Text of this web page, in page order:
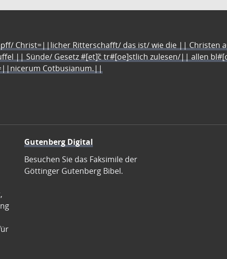
Christ=||licher Ritterschafft/ das ist/ wie die || Christen
|| Sünde/ Gesetz #[et]c̃ tr#[oe]stlich zulesen/|| allen
Cotbusianum.||
Gutenberg Digital
Besuchen Sie das Faksimile der
Göttinger Gutenberg Bibel.